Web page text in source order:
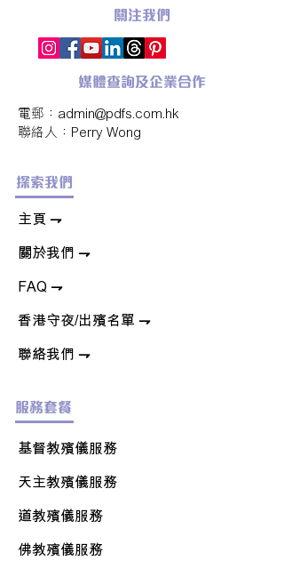
關注我們
媒體查詢及企業合作
電郵： admin@pdfs.com.hk
​聯絡人：Perry Wong
探索我們
​主頁 ⇁
關於我們 ⇁
FAQ ⇁
香港守夜/出殯名單 ⇁
聯絡我們 ⇁
服務套餐
基督教殯儀服務
天主教殯儀服務
道教殯儀服務
佛教殯儀服務